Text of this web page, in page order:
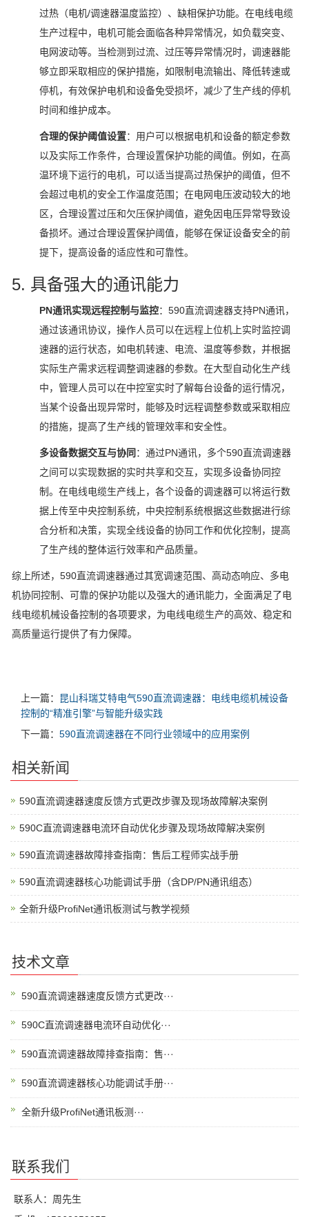
过热（电机/调速器温度监控）、缺相保护功能。在电线电缆
生产过程中，电机可能会面临各种异常情况，如负载突变、
电网波动等。当检测到过流、过压等异常情况时，调速器能
够立即采取相应的保护措施，如限制电流输出、降低转速或
停机，有效保护电机和设备免受损坏，减少了生产线的停机
时间和维护成本。
合理的保护阈值设置：用户可以根据电机和设备的额定参数
以及实际工作条件，合理设置保护功能的阈值。例如，在高
温环境下运行的电机，可以适当提高过热保护的阈值，但不
会超过电机的安全工作温度范围；在电网电压波动较大的地
区，合理设置过压和欠压保护阈值，避免因电压异常导致设
备损坏。通过合理设置保护阈值，能够在保证设备安全的前
提下，提高设备的适应性和可靠性。
5. 具备强大的通讯能力
PN通讯实现远程控制与监控：590直流调速器支持PN通讯，
通过该通讯协议，操作人员可以在远程上位机上实时监控调
速器的运行状态，如电机转速、电流、温度等参数，并根据
实际生产需求远程调整调速器的参数。在大型自动化生产线
中，管理人员可以在中控室实时了解每台设备的运行情况，
当某个设备出现异常时，能够及时远程调整参数或采取相应
的措施，提高了生产线的管理效率和安全性。
多设备数据交互与协同 ：通过PN通讯，多个590直流调速器
之间可以实现数据的实时共享和交互，实现多设备协同控
制。在电线电缆生产线上，各个设备的调速器可以将运行数
据上传至中央控制系统，中央控制系统根据这些数据进行综
合分析和决策，实现全线设备的协同工作和优化控制，提高
了生产线的整体运行效率和产品质量。
综上所述，590直流调速器通过其宽调速范围、高动态响应、多电
机协同控制、可靠的保护功能以及强大的通讯能力，全面满足了电
线电缆机械设备控制的各项要求，为电线电缆生产的高效、稳定和
高质量运行提供了有力保障。
上一篇：
昆山科瑞艾特电气590直流调速器：电线电缆机械设备
控制的“精准引擎”与智能升级实践
下一篇： 590直流调速器在不同行业领域中的应用案例
相关新闻
590直流调速器速度反馈方式更改步骤及现场故障解决案例
590C直流调速器电流环自动优化步骤及现场故障解决案例
590直流调速器故障排查指南：售后工程师实战手册
590直流调速器核心功能调试手册（含DP/PN通讯组态）
全新升级ProfiNet通讯板测试与教学视频
技术文章
590直流调速器速度反馈方式更改···
590C直流调速器电流环自动优化···
590直流调速器故障排查指南：售···
590直流调速器核心功能调试手册···
全新升级ProfiNet通讯板测···
联系我们
联系人：周先生